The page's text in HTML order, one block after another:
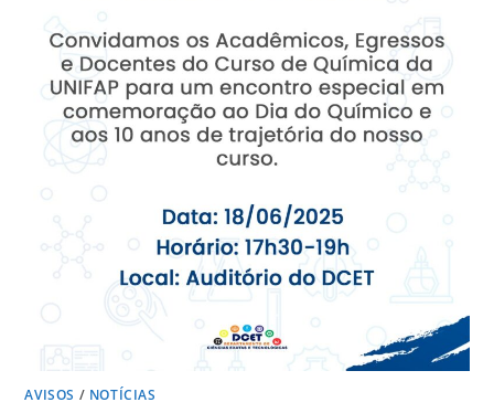
AVISOS / NOTÍCIAS